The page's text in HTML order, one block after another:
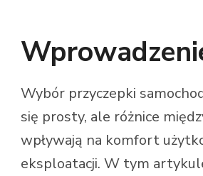
Wybór przyczepki
się prosty, ale różnice
wpływają na komfort
eksploatacji. W tym